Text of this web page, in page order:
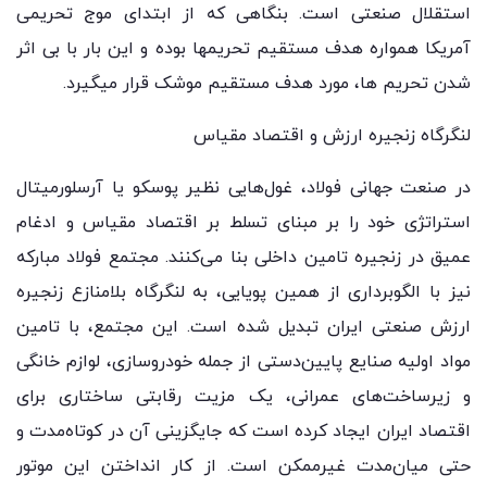
استقلال صنعتی است. بنگاهی که از ابتدای موج تحریمی
آمریکا همواره هدف مستقیم تحریمها بوده و این بار با بی اثر
شدن تحریم ها، مورد هدف مستقیم موشک قرار میگیرد.
لنگرگاه زنجیره ارزش و اقتصاد مقیاس
در صنعت جهانی فولاد، غول‌هایی نظیر پوسکو یا آرسلورمیتال
استراتژی خود را بر مبنای تسلط بر اقتصاد مقیاس و ادغام
عمیق در زنجیره تامین داخلی بنا می‌کنند. مجتمع فولاد مبارکه
نیز با الگوبرداری از همین پویایی، به لنگرگاه بلامنازع زنجیره
ارزش صنعتی ایران تبدیل شده است. این مجتمع، با تامین
مواد اولیه صنایع پایین‌دستی از جمله خودروسازی، لوازم خانگی
و زیرساخت‌های عمرانی، یک مزیت رقابتی ساختاری برای
اقتصاد ایران ایجاد کرده است که جایگزینی آن در کوتاه‌مدت و
حتی میان‌مدت غیرممکن است. از کار انداختن این موتور